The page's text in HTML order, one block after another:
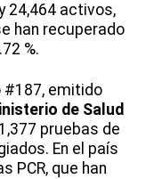
24,464 activos,
han recuperado
%.
#187, emitido
de Salud
pruebas de
En el país
PCR, que han